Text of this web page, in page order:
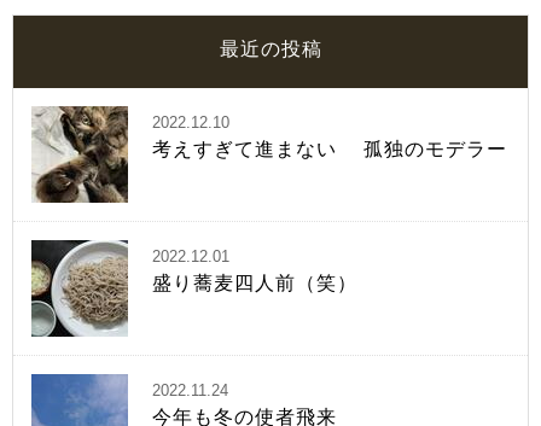
最近の投稿
2022.12.10
考えすぎて進まない 孤独のモデラー
2022.12.01
盛り蕎麦四人前（笑）
2022.11.24
今年も冬の使者飛来